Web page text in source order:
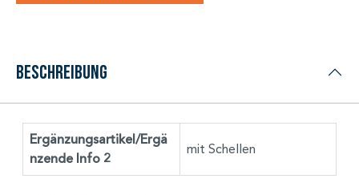
Beschreibung
Ergänzungsartikel/Ergä
nzende Info 2
mit Schellen